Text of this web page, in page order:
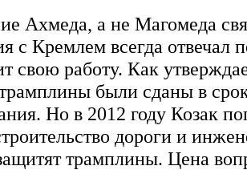
Ахмеда, а не Магомеда
с Кремлем всегда отвечал
свою работу. Как
были сданы в
Но в 2012 году Козак
дороги и
трамплины. Цена